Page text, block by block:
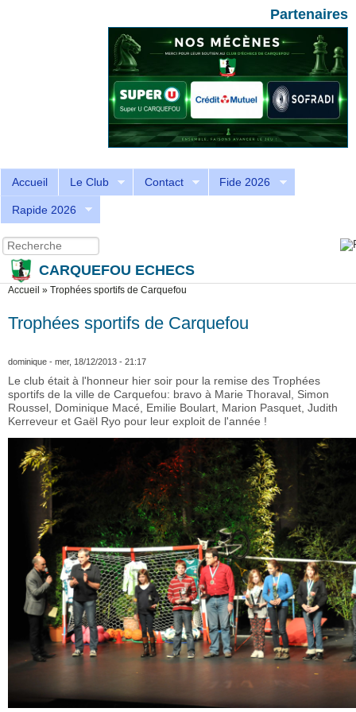
Partenaires
Accueil Le Club Contact Fide 2026
Rapide 2026
Formulaire de recherche
Recherche
CARQUEFOU ECHECS
Vous êtes ici
Accueil » Trophées sportifs de Carquefou
Trophées sportifs de Carquefou
dominique - mer, 18/12/2013 - 21:17
Le club était à l'honneur hier soir pour la remise des Trophées
sportifs de la ville de Carquefou: bravo à Marie Thoraval, Simon
Roussel, Dominique Macé, Emilie Boulart, Marion Pasquet, Judith
Kerreveur et Gaël Ryo pour leur exploit de l'année !